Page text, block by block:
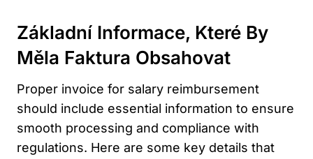
Základní Informace, Které By
Měla Faktura Obsahovat
Proper invoice for salary reimbursement
should include essential information to ensure
smooth processing and compliance with
regulations. Here are some key details that